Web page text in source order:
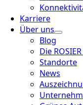
Karriere
Über uns
Blog
Die
Standorte
News